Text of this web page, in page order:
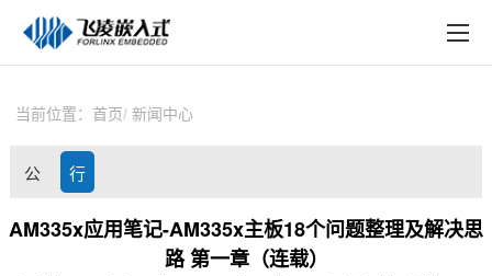
技术与支持
在线文档
在线购买
当前位置： 首页 新闻中心
公
司
行
业
AM335x应用笔记-AM335x主板18个问题整理及解决思
路 第一章（连载）